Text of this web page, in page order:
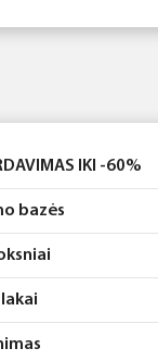
IKI -60%
bazės